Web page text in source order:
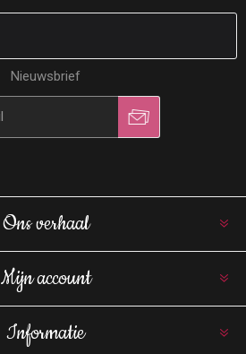
Nieuwsbrief
Ons verhaal
Mijn account
Informatie